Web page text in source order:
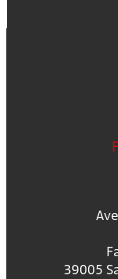
39005